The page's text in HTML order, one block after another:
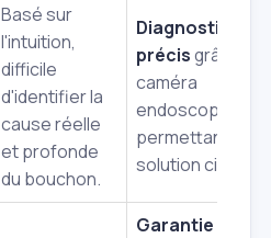
Basé sur
l'intuition,
difficile
d'identifier la
cause réelle
et profonde
du bouchon.
Diagnostic
précisgrâce à la
caméra
endoscopique,
permettant une
solution ciblée.
Garantie de